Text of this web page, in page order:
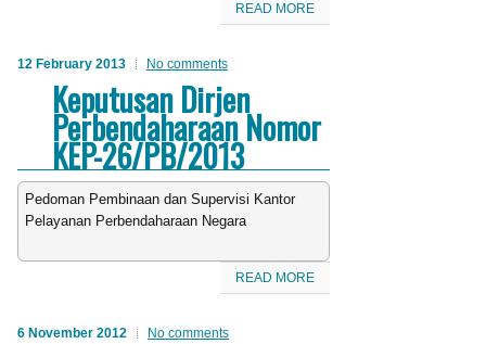
READ MORE
12 February 2013 No comments
Keputusan Dirjen
Perbendaharaan Nomor
KEP-26/PB/2013
Pedoman Pembinaan dan Supervisi Kantor
Pelayanan Perbendaharaan Negara
READ MORE
6 November 2012 No comments